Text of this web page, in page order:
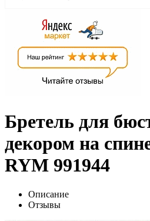
Бретель для
декором на
RYM 991944
Описание
Отзывы